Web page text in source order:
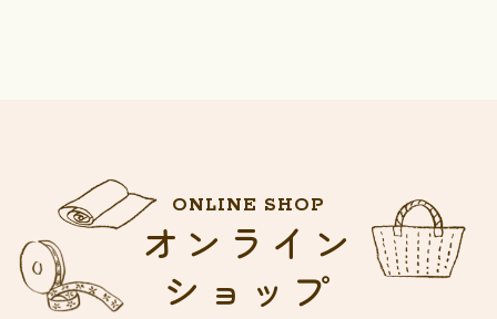
ONLINE SHOP
オンライン
ショップ